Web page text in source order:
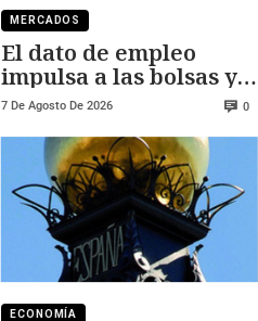
MERCADOS
El dato de empleo
impulsa a las bolsas y
al sector tecnológico
7 De Agosto De 2026 0
ECONOMÍA